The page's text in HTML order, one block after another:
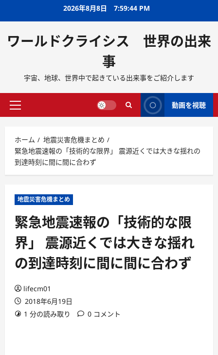
2026年8月8日 7:59:45 PM
ワールドクライシス 世界の出来
事
宇宙、地球、世界中で起きている出来事をご紹介します
動画を視聴
ホーム
地震災害危機まとめ
緊急地震速報の「技術的な限界」 震源近くでは大きな揺れの
到達時刻に間に間に合わず
地震災害危機まとめ
緊急地震速報の「技術的な限
界」 震源近くでは大きな揺れ
の到達時刻に間に間に合わず
lifecm01
2018年6月19日
1 分の読み取り
0 コメント